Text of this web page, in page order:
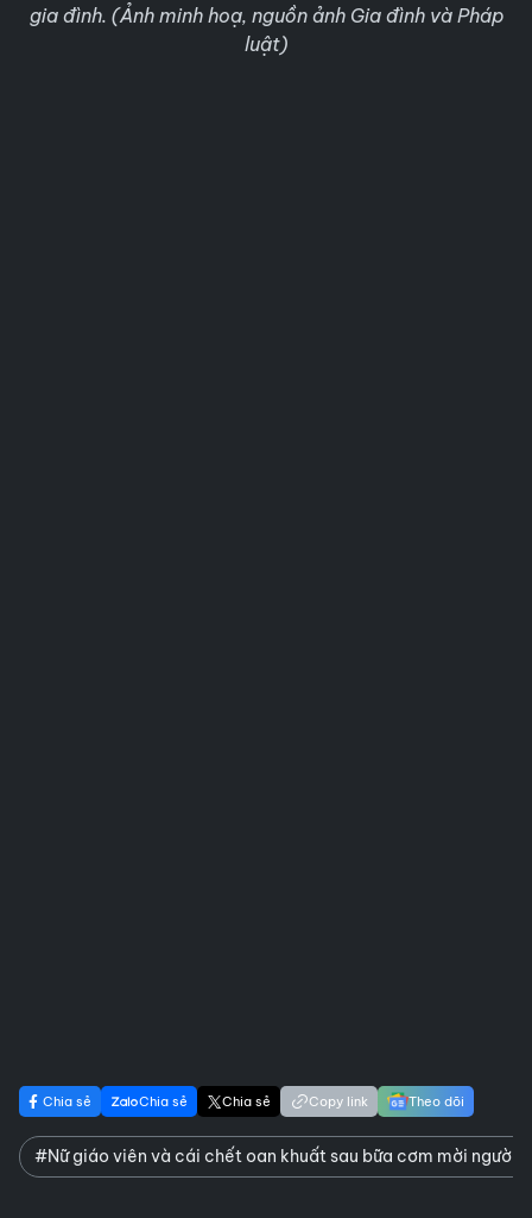
gia đình. (Ảnh minh hoạ, nguồn ảnh Gia đình và Pháp
luật)
Chia sẻ Chia sẻ Chia sẻ Copy link Theo dõi
#Nữ giáo viên và cái chết oan khuất sau bữa cơm mời người